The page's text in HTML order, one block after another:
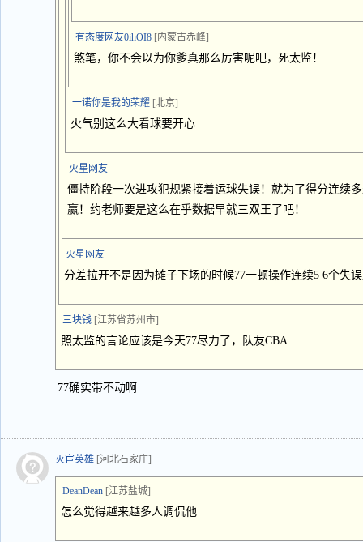
有态度网友0ihOI8 [内蒙古赤峰]
煞笔，你不会以为你爹真那么厉害呢吧，死太监！
一诺你是我的荣耀 [北京]
火气别这么大看球要开心
火星网友
僵持阶段一次进攻犯规紧接着运球失误！就为了得分连续
赢！约老师要是这么在乎数据早就三双王了吧！
火星网友
分差拉开不是因为摊子下场的时候77一顿操作连续5 6个失
三块钱 [江苏省苏州市]
照太监的言论应该是今天77尽力了，队友CBA
77确实带不动啊
灭宦英雄 [河北石家庄]
DeanDean [江苏盐城]
怎么觉得越来越多人调侃他